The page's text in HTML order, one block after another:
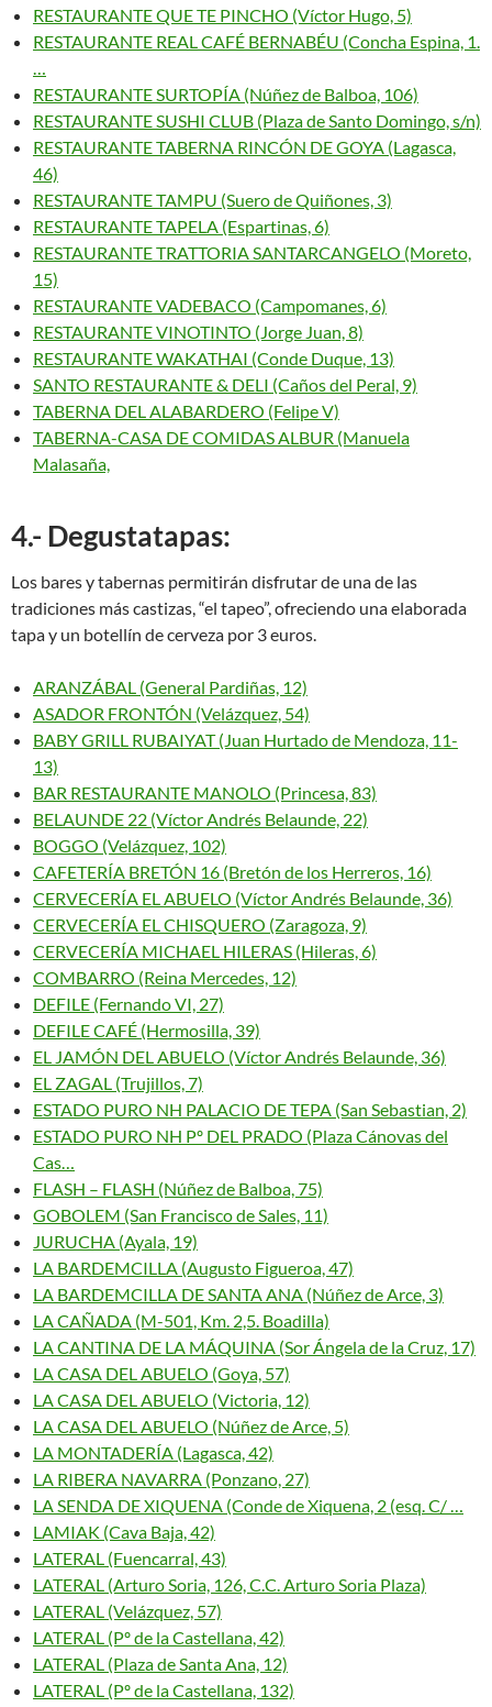
RESTAURANTE QUE TE PINCHO (Víctor Hugo, 5)
RESTAURANTE REAL CAFÉ BERNABÉU (Concha Espina, 1.
…
RESTAURANTE SURTOPÍA (Núñez de Balboa, 106)
RESTAURANTE SUSHI CLUB (Plaza de Santo Domingo, s/n)
RESTAURANTE TABERNA RINCÓN DE GOYA (Lagasca,
46)
RESTAURANTE TAMPU (Suero de Quiñones, 3)
RESTAURANTE TAPELA (Espartinas, 6)
RESTAURANTE TRATTORIA SANTARCANGELO (Moreto,
15)
RESTAURANTE VADEBACO (Campomanes, 6)
RESTAURANTE VINOTINTO (Jorge Juan, 8)
RESTAURANTE WAKATHAI (Conde Duque, 13)
SANTO RESTAURANTE & DELI (Caños del Peral, 9)
TABERNA DEL ALABARDERO (Felipe V)
TABERNA-CASA DE COMIDAS ALBUR (Manuela
Malasaña,
4.- Degustatapas:
Los bares y tabernas permitirán disfrutar de una de las
tradiciones más castizas, “el tapeo”, ofreciendo una elaborada
tapa y un botellín de cerveza por 3 euros.
ARANZÁBAL (General Pardiñas, 12)
ASADOR FRONTÓN (Velázquez, 54)
BABY GRILL RUBAIYAT (Juan Hurtado de Mendoza, 11-
13)
BAR RESTAURANTE MANOLO (Princesa, 83)
BELAUNDE 22 (Víctor Andrés Belaunde, 22)
BOGGO (Velázquez, 102)
CAFETERÍA BRETÓN 16 (Bretón de los Herreros, 16)
CERVECERÍA EL ABUELO (Víctor Andrés Belaunde, 36)
CERVECERÍA EL CHISQUERO (Zaragoza, 9)
CERVECERÍA MICHAEL HILERAS (Hileras, 6)
COMBARRO (Reina Mercedes, 12)
DEFILE (Fernando VI, 27)
DEFILE CAFÉ (Hermosilla, 39)
EL JAMÓN DEL ABUELO (Víctor Andrés Belaunde, 36)
EL ZAGAL (Trujillos, 7)
ESTADO PURO NH PALACIO DE TEPA (San Sebastian, 2)
ESTADO PURO NH Pº DEL PRADO (Plaza Cánovas del
Cas…
FLASH – FLASH (Núñez de Balboa, 75)
GOBOLEM (San Francisco de Sales, 11)
JURUCHA (Ayala, 19)
LA BARDEMCILLA (Augusto Figueroa, 47)
LA BARDEMCILLA DE SANTA ANA (Núñez de Arce, 3)
LA CAÑADA (M-501, Km. 2,5. Boadilla)
LA CANTINA DE LA MÁQUINA (Sor Ángela de la Cruz, 17)
LA CASA DEL ABUELO (Goya, 57)
LA CASA DEL ABUELO (Victoria, 12)
LA CASA DEL ABUELO (Núñez de Arce, 5)
LA MONTADERÍA (Lagasca, 42)
LA RIBERA NAVARRA (Ponzano, 27)
LA SENDA DE XIQUENA (Conde de Xiquena, 2 (esq. C/ …
LAMIAK (Cava Baja, 42)
LATERAL (Fuencarral, 43)
LATERAL (Arturo Soria, 126, C.C. Arturo Soria Plaza)
LATERAL (Velázquez, 57)
LATERAL (Pº de la Castellana, 42)
LATERAL (Plaza de Santa Ana, 12)
LATERAL (Pº de la Castellana, 132)